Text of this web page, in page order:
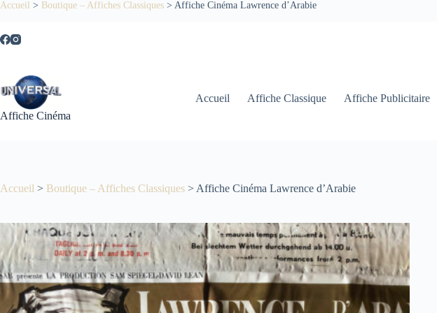
Passer
Accueil > Boutique – Affiches Classiques > Affiche Cinéma Lawrence d’Arabie
Affiche Cinéma
Accueil Affiche Classique Affiche Publicitaire
Accueil > Boutique – Affiches Classiques > Affiche Cinéma Lawrence d’Arabie